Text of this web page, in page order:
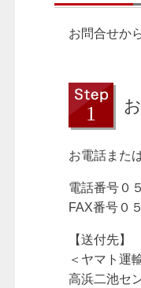
お問合せか
お電話また
電話番号０
FAX番号０
【送付先】
＜ヤマト運
高浜二池セ